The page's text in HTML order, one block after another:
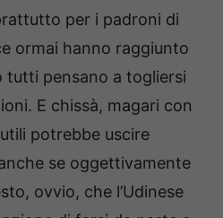
per i padroni di
ormai hanno raggiunto
tutti pensano a togliersi
E chissà, magari con
potrebbe uscire
se oggettivamente
ovvio, che l’Udinese